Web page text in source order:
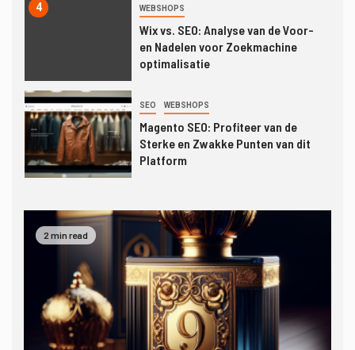
4 WEBSHOPS
Wix vs. SEO: Analyse van de Voor-
en Nadelen voor Zoekmachine
optimalisatie
5 SEO WEBSHOPS
Magento SEO: Profiteer van de
Sterke en Zwakke Punten van dit
Platform
SEO SOFTWARE
Shopify als E-commerce Platform:
Voordelen en Nadelen voor SEO
SEO WEBSHOPS
De Voor- en Nadelen van SEO-
optimalisatie met WordPress
2 min read